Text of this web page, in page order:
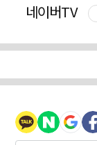
네이버TV